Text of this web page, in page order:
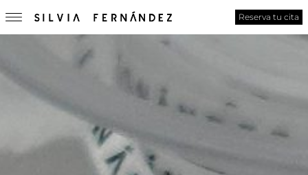
Reserva tu cita